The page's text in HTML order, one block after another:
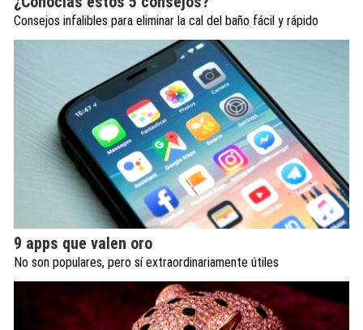
Consejos infalibles para eliminar la cal del baño fácil y rápido
9 apps que valen oro
No son populares, pero sí extraordinariamente útiles